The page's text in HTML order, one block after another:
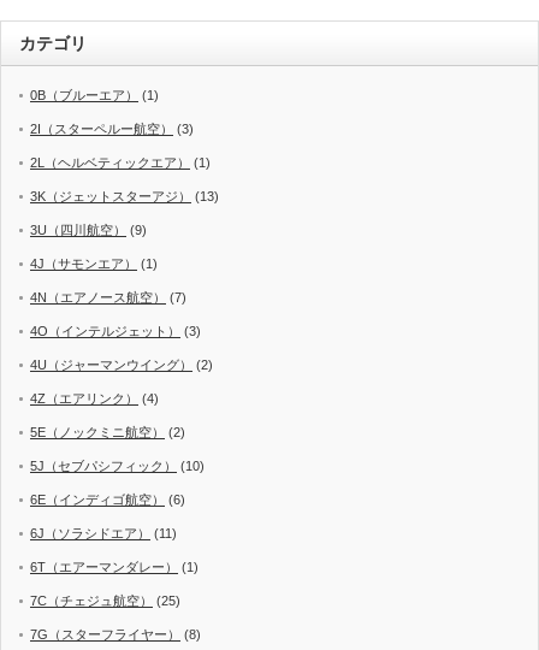
カテゴリ
0B（ブルーエア） (1)
2I（スターペルー航空） (3)
2L（ヘルベティックエア） (1)
3K（ジェットスターアジ） (13)
3U（四川航空） (9)
4J（サモンエア） (1)
4N（エアノース航空） (7)
4O（インテルジェット） (3)
4U（ジャーマンウイング） (2)
4Z（エアリンク） (4)
5E（ノックミニ航空） (2)
5J（セブパシフィック） (10)
6E（インディゴ航空） (6)
6J（ソラシドエア） (11)
6T（エアーマンダレー） (1)
7C（チェジュ航空） (25)
7G（スターフライヤー） (8)